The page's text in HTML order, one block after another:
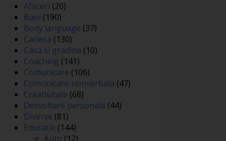
Afaceri (20)
Bani (190)
Body language (37)
Cariera (130)
Casa si gradina (10)
Coaching (141)
Comunicare (106)
Comunicare nonverbala (47)
Creativitate (68)
Dezvoltare personala (44)
Diverse (81)
Educatie (144)
Auto (12)